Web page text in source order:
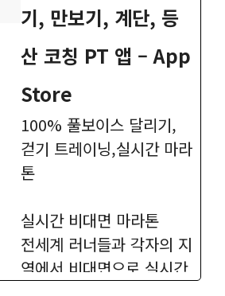
기, 만보기, 계단, 등
산 코칭 PT 앱 – App
Store
100% 풀보이스 달리기,
걷기 트레이닝,실시간 마라
톤
실시간 비대면 마라톤
전세계 러너들과 각자의 지
역에서 비대면으로 실시간